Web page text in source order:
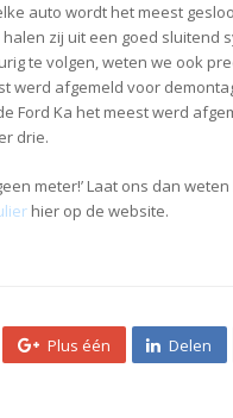
auto wordt het meest
zij uit een goed sluitend
te volgen, weten we ook
werd afgemeld voor
Ford Ka het meest werd
drie.
meter!’ Laat ons dan
hier op de website.
Plus één Delen